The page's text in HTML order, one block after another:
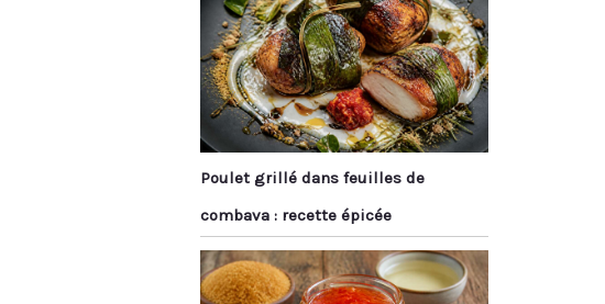
Poulet grillé dans feuilles de
combava : recette épicée